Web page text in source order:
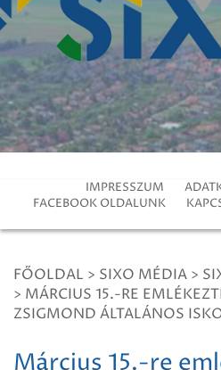
IMPRESSZUM
FACEBOOK OLDALUNK
FŐOLDAL > SIXO MÉDIA >
> MÁRCIUS 15.-RE
ZSIGMOND ÁLTALÁNOS
Március 15.-re